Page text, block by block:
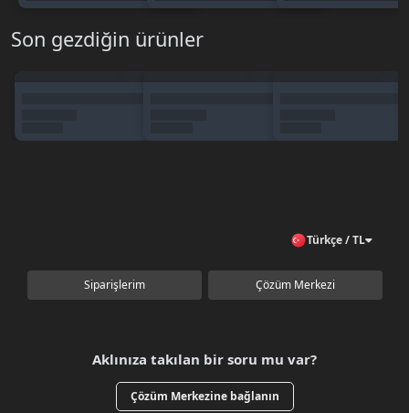
Son gezdiğin ürünler
Türkçe / TL
Siparişlerim Çözüm Merkezi
Aklınıza takılan bir soru mu var?
Çözüm Merkezine bağlanın